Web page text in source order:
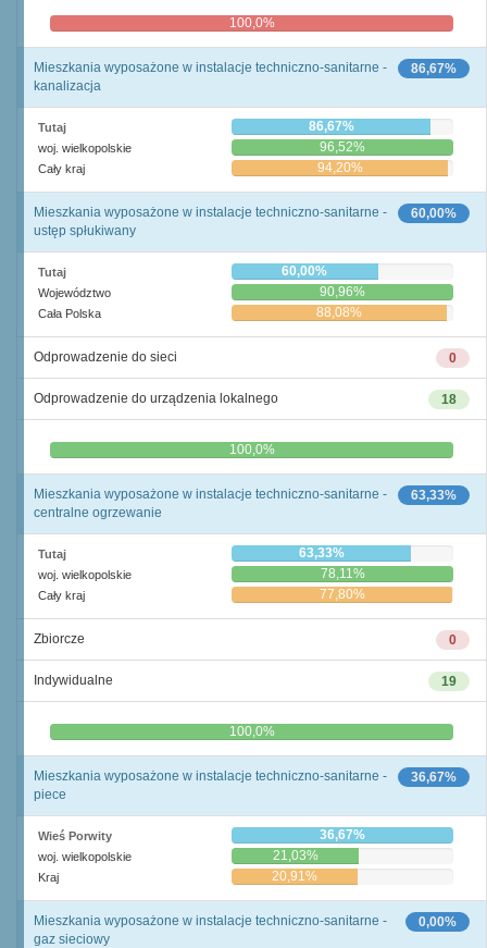
100,0%
86,67%
Mieszkania wyposażone w instalacje techniczno-sanitarne -
kanalizacja
Tutaj 86,67%
woj. wielkopolskie 96,52%
Cały kraj 94,20%
60,00%
Mieszkania wyposażone w instalacje techniczno-sanitarne -
ustęp spłukiwany
Tutaj 60,00%
Województwo 90,96%
Cała Polska 88,08%
0
Odprowadzenie do sieci
18
Odprowadzenie do urządzenia lokalnego
0,0% 100,0%
63,33%
Mieszkania wyposażone w instalacje techniczno-sanitarne -
centralne ogrzewanie
Tutaj 63,33%
woj. wielkopolskie 78,11%
Cały kraj 77,80%
0
Zbiorcze
19
Indywidualne
0,0% 100,0%
36,67%
Mieszkania wyposażone w instalacje techniczno-sanitarne -
piece
Wieś Porwity 36,67%
woj. wielkopolskie 21,03%
Kraj 20,91%
0,00%
Mieszkania wyposażone w instalacje techniczno-sanitarne -
gaz sieciowy